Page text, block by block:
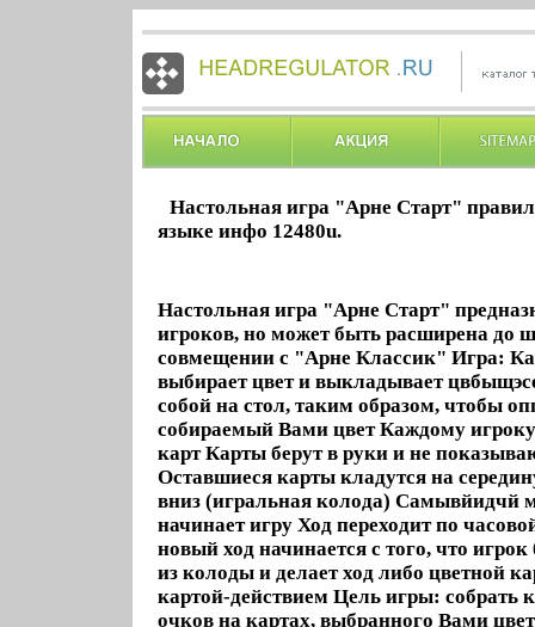
Настольная игра "Арне Старт"
языке инфо 12480u.
Настольная игра "Арне Старт"
игроков, но может быть расширена до
совмещении с "Арне Классик" Игра:
выбирает цвет и выкладывает
собой на стол, таким образом, чтобы
собираемый Вами цвет Каждому игроку
карт Карты берут в руки и не
Оставшиеся карты кладутся на
вниз (игральная колода) Самывйидчй
начинает игру Ход переходит по
новый ход начинается с того, что
из колоды и делает ход либо цветной
картой-действием Цель игры: собрать
очков на картах, выбранного Вами